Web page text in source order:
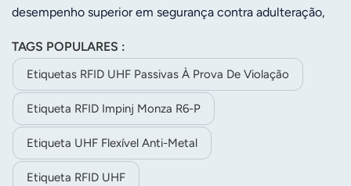
desempenho superior em segurança contra adulteração,
diretamente sua antena, prevenindo efetivamente o uso
não autorizado. Possui excelente flexibilidade, é
imprimível, compatível com impressoras de etiquetas e
suporta impressão personalizada de LOGOTIPO ou código
de barras para diversas aplicações.
TAGS POPULARES :
Etiquetas RFID UHF Passivas À Prova De Violação
Etiqueta RFID Impinj Monza R6-P
Etiqueta UHF Flexível Anti-Metal
Etiqueta RFID UHF